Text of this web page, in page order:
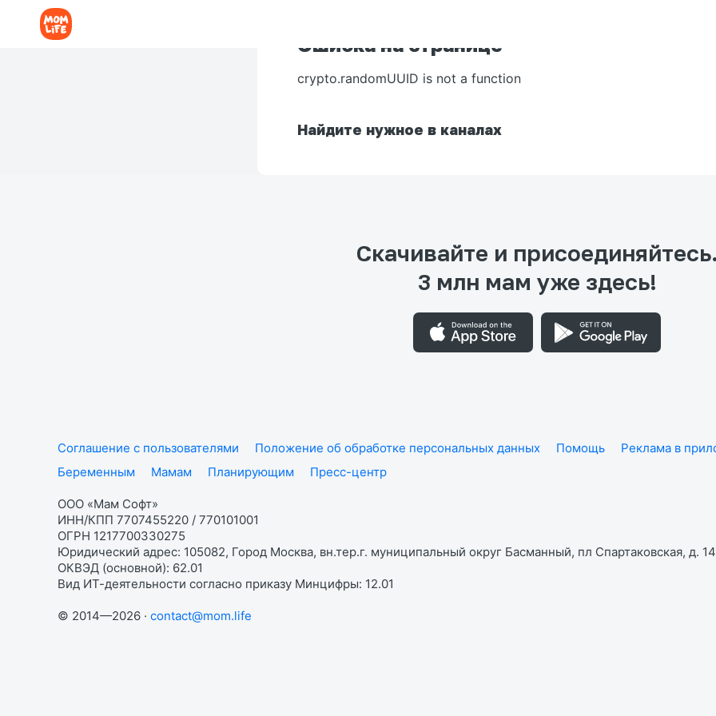
Ошибка на странице
crypto.randomUUID is not a function
Найдите нужное в каналах
Скачивайте и присоединяйтесь.
3 млн мам уже здесь!
Соглашение с пользователями Положение об обработке персональных данных Помощь Реклама в
Беременным
Мамам Планирующим Пресс-центр
ООО «Мам Софт»
ИНН/КПП 7707455220 / 770101001
ОГРН 1217700330275
Юридический адрес: 105082, Город Москва, вн.тер.г. муниципальный округ Басманный, пл Спартаковская, д.
ОКВЭД (основной): 62.01
Вид ИТ-деятельности согласно приказу Минцифры: 12.01
© 2014—2026 · contact@mom.life